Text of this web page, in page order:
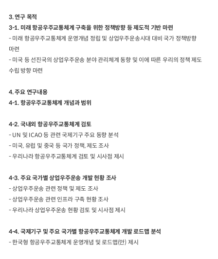
3. 연구 목적
3-1. 미래 항공우주교통체계 구축을 위한 정책방향 등 제도적 기반 마련
- 미래 항공우주교통체계 운영개념 정립 및 상업우주운송시대 대비 국가 정책방향
마련
- 미국 등 선진국의 상업우주운송 분야 관리체계 동향 및 이에 따른 우리의 정책 제도
수립 방향 마련
4. 주요 연구내용
4-1. 항공우주교통체계 개념과 범위
4-2. 국내외 항공우주교통체계 검토
- UN 및 ICAO 등 관련 국제기구 주요 동향 분석
- 미국, 유럽 및 중국 등 국가 정책, 제도 조사
- 우리나라 항공우주교통체계 검토 및 시사점 제시
4-3. 주요 국가별 상업우주운송 개발 현황 조사
- 상업우주운송 관련 정책 및 제도 조사
- 상업우주운송 관련 인프라 구축 현황 조사
- 우리나라 상업우주운송 현황 검토 및 시사점 제시
4-4. 국제기구 및 주요 국가별 항공우주교통체계 개발 로드맵 분석
- 한국형 항공우주교통체계 운영개념 및 로드맵(안) 제시